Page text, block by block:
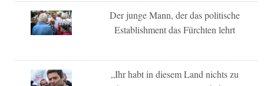
Der junge Mann, der das politische
Establishment das Fürchten lehrt
„Ihr habt in diesem Land nichts zu